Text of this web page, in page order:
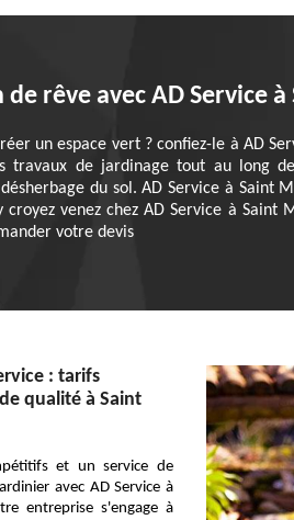
rêve avec AD Service
un espace vert ? confiez-le à AD
travaux de jardinage tout au long
du sol. AD Service à Saint
venez chez AD Service à Saint
votre devis
: tarifs
qualité à Saint
et un service de
avec AD Service à
entreprise s'engage à